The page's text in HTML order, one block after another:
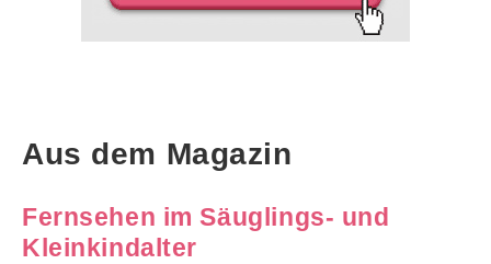
Aus dem Magazin
Fernsehen im Säuglings- und
Kleinkindalter